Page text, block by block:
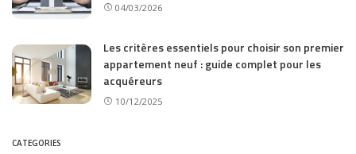
04/03/2026
Les critères essentiels pour choisir son premier
appartement neuf : guide complet pour les
acquéreurs
10/12/2025
CATEGORIES